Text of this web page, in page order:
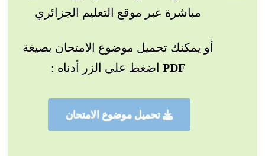
مباشرة عبر موقع التعليم الجزائري
أو يمكنك تحميل موضوع الامتحان بصيغة
PDF اضغط على الزر أدناه :
تحميل موضوع الامتحان